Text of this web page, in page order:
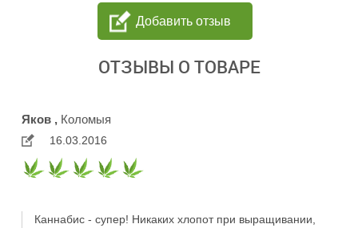
ОТЗЫВЫ О ТОВАРЕ
Добавить отзыв
Яков ,Коломыя
16.03.2016
Каннабис - супер! Никаких хлопот при выращивании,